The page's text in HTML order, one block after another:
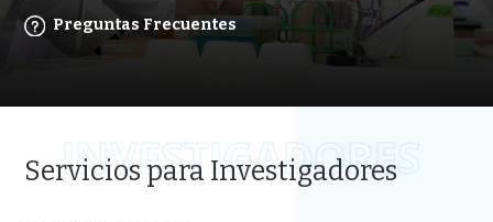
Preguntas Frecuentes
INVESTIGADORES
Servicios para Investigadores